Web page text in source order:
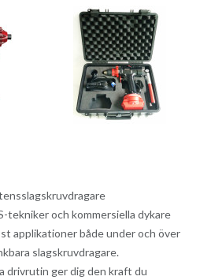
tekniker och kommersiella dykare
applikationer både under och över
slagskruvdragare.
drivrutin ger dig den kraft du